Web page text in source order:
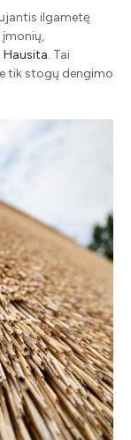
ilgametę
Hausita. Tai
tik stogų dengimo